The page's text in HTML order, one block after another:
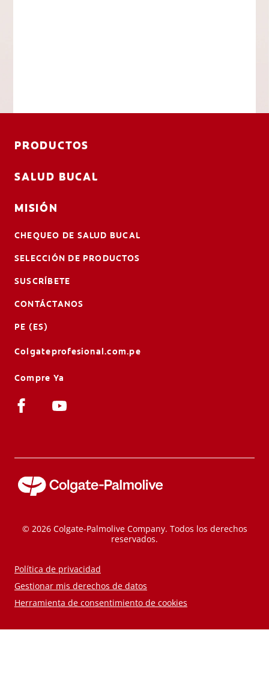
PRODUCTOS
SALUD BUCAL
MISIÓN
CHEQUEO DE SALUD BUCAL
SELECCIÓN DE PRODUCTOS
SUSCRÍBETE
CONTÁCTANOS
PE (ES)
Colgateprofesional.com.pe
Compre Ya
© 2026 Colgate-Palmolive Company. Todos los derechos
reservados.
Política de privacidad
Gestionar mis derechos de datos
Herramienta de consentimiento de cookies